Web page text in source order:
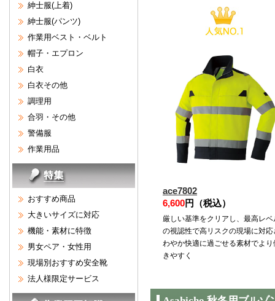
ace7802
6,600円（税込）
厳しい基準をクリアし、最高レベ
の視認性で高リスクの現場に対応
わやか快適に過ごせる素材でより
きやすく
紳士服(上着)
紳士服(パンツ)
作業用ベスト・ベルト
帽子・エプロン
白衣
白衣その他
調理用
合羽・その他
警備服
作業用品
おすすめ商品
大きいサイズに対応
機能・素材に特徴
男女ペア・女性用
現場別おすすめ安全靴
法人様限定サービス